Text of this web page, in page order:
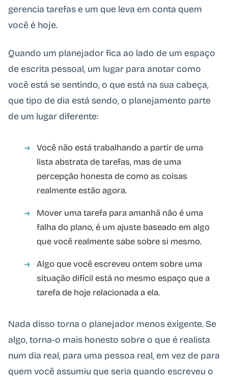
gerencia tarefas e um que leva em conta quem
você é hoje.
Quando um planejador fica ao lado de um espaço
de escrita pessoal, um lugar para anotar como
você está se sentindo, o que está na sua cabeça,
que tipo de dia está sendo, o planejamento parte
de um lugar diferente:
Você não está trabalhando a partir de uma
lista abstrata de tarefas, mas de uma
percepção honesta de como as coisas
realmente estão agora.
Mover uma tarefa para amanhã não é uma
falha do plano, é um ajuste baseado em algo
que você realmente sabe sobre si mesmo.
Algo que você escreveu ontem sobre uma
situação difícil está no mesmo espaço que a
tarefa de hoje relacionada a ela.
Nada disso torna o planejador menos exigente. Se
algo, torna-o mais honesto sobre o que é realista
num dia real, para uma pessoa real, em vez de para
quem você assumiu que seria quando escreveu o